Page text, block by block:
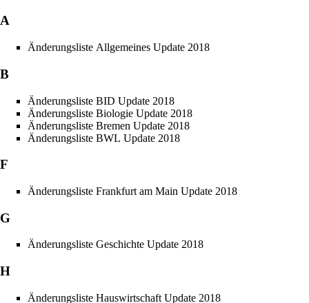
A
Änderungsliste Allgemeines Update 2018
B
Änderungsliste BID Update 2018
Änderungsliste Biologie Update 2018
Änderungsliste Bremen Update 2018
Änderungsliste BWL Update 2018
F
Änderungsliste Frankfurt am Main Update 2018
G
Änderungsliste Geschichte Update 2018
H
Änderungsliste Hauswirtschaft Update 2018